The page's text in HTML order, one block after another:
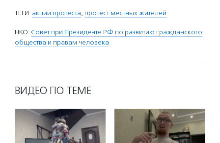
ТЕГИ: акции протеста, протест местных жителей
НКО: Совет при Президенте РФ по развитию гражданского
общества и правам человека
ВИДЕО ПО ТЕМЕ